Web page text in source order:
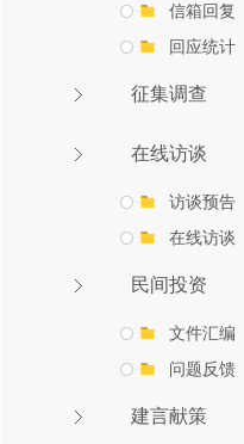
信箱回复
回应统计
征集调查
在线访谈
访谈预告
在线访谈
民间投资
文件汇编
问题反馈
建言献策